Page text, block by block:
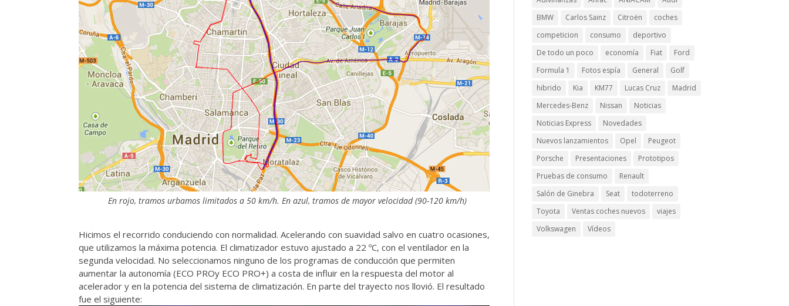
En rojo, tramos urbamos limitados a 50 km/h. En azul, tramos de mayor velocidad (90-120 km/h)
Hicimos el recorrido conduciendo con normalidad. Acelerando con suavidad salvo en cuatro ocasiones,
que utilizamos la máxima potencia. El climatizador estuvo ajustado a 22 ºC, con el ventilador en la
segunda velocidad. No seleccionamos ninguno de los programas de conducción que permiten
aumentar la autonomía (ECO PROy ECO PRO+) a costa de influir en la respuesta del motor al
acelerador y en la potencia del sistema de climatización. En parte del trayecto nos llovió. El resultado
fue el siguiente:
BMW
Carlos Sainz Citroën
coches
competicion
consumo
deportivo
De todo un poco
economía Fiat
Ford
Formula 1
Fotos espía General
Golf
hibrido
Kia KM77 Lucas Cruz
Madrid
Mercedes-Benz
Nissan
Noticias
Noticias Express
Novedades
Nuevos lanzamientos
Opel
Peugeot
Porsche
Presentaciones
Prototipos
Pruebas de consumo
Renault
Salón de Ginebra
Seat
todoterreno
Toyota
Ventas coches nuevos
viajes
Volkswagen
Vídeos